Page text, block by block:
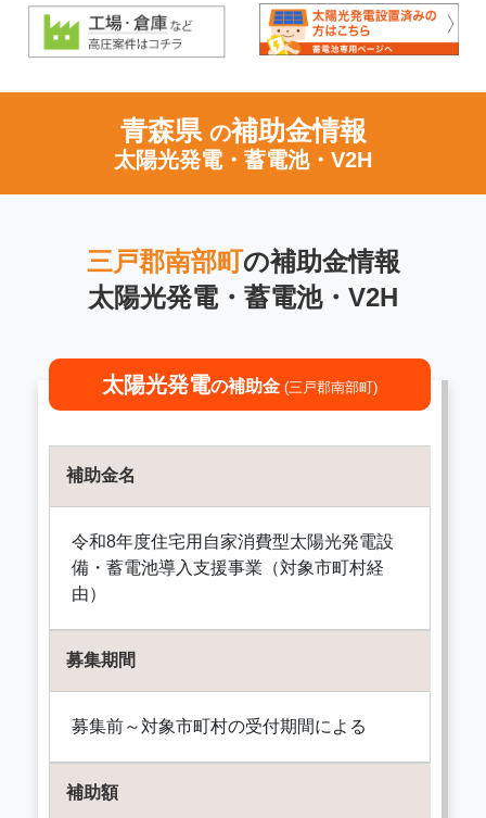
青森県 の補助金情報
太陽光発電・蓄電池・V2H
三戸郡南部町の補助金情報
太陽光発電・蓄電池・V2H
太陽光発電の補助金 (三戸郡南部町)
補助金名
令和8年度住宅用自家消費型太陽光発電設
備・蓄電池導入支援事業（対象市町村経
由）
募集期間
募集前～対象市町村の受付期間による
補助額